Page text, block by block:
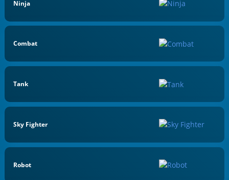
Ninja
Combat
Tank
Sky Fighter
Robot